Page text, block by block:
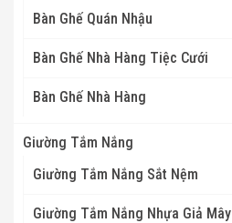
Bàn Ghế Quán Nhậu
Bàn Ghế Nhà Hàng Tiệc Cưới
Bàn Ghế Nhà Hàng
Giường Tắm Nắng
Giường Tắm Nắng Sắt Nệm
Giường Tắm Nắng Nhựa Giả Mây